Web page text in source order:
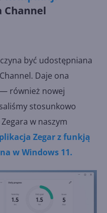
Channel
być udostępniana
Daje ona
— również nowej
stosunkowo
w naszym
Zegar z funkją
w Windows 11.